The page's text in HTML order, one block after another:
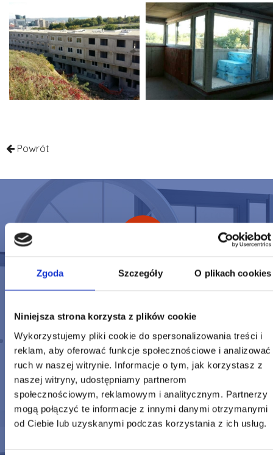
Zgoda Szczegóły O plikach cookies
Niniejsza strona korzysta z plików cookie
Wykorzystujemy pliki cookie do spersonalizowania treści i
reklam, aby oferować funkcje społecznościowe i analizować
ruch w naszej witrynie. Informacje o tym, jak korzystasz z
naszej witryny, udostępniamy partnerom
społecznościowym, reklamowym i analitycznym. Partnerzy
mogą połączyć te informacje z innymi danymi otrzymanymi
od Ciebie lub uzyskanymi podczas korzystania z ich usług.
Powrót
INDYWIDUALNA
SKONTAKTUJ SIĘ
Z NAMI!